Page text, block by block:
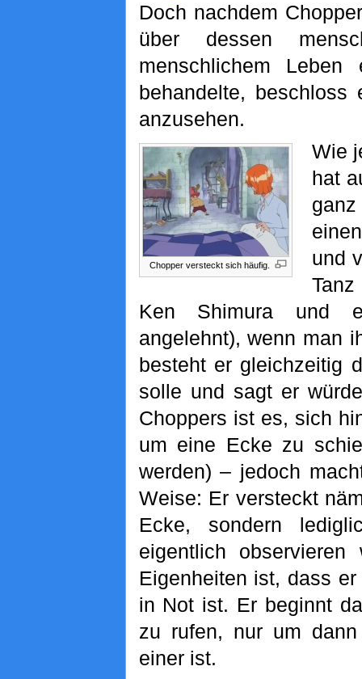
Doch nachdem
über dessen
menschlichem
behandelte,
anzusehen.
Chopper versteckt sich häufig.
Wie
hat
und
Ken Shimura und
angelehnt), wenn man
besteht er gleichzeitig
solle und sagt er
Choppers ist es, sich
um eine Ecke zu
werden) – jedoch
Weise: Er versteckt
Ecke, sondern
eigentlich
Eigenheiten ist, dass
in Not ist. Er beginnt
zu rufen, nur um
einer ist.